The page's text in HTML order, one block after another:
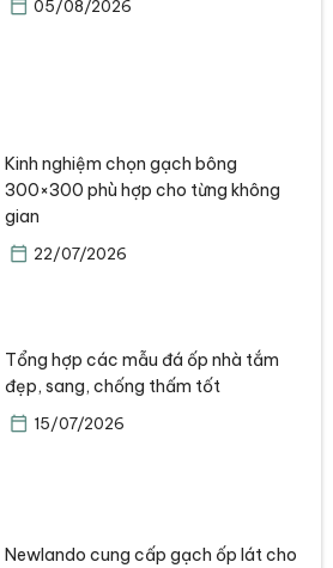
05/08/2026
Kinh nghiệm chọn gạch bông
300×300 phù hợp cho từng không
gian
22/07/2026
Tổng hợp các mẫu đá ốp nhà tắm
đẹp, sang, chống thấm tốt
15/07/2026
Newlando cung cấp gạch ốp lát cho